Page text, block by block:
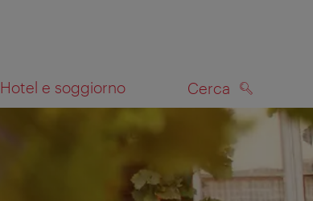
Hotel e soggiorno Cerca